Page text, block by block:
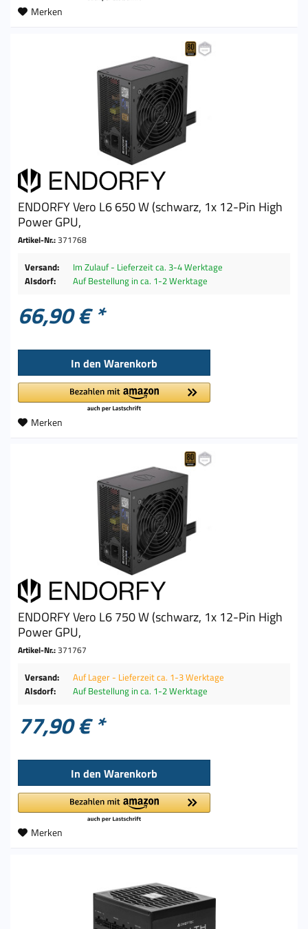
Merken
ENDORFY Vero L6 650 W (schwarz, 1x 12-Pin High
Power GPU,
Artikel-Nr.:371768
Versand:
Im Zulauf - Lieferzeit ca. 3-4 Werktage
Alsdorf:
Auf Bestellung in ca. 1-2 Werktage
66,90 € *
In den Warenkorb
Merken
ENDORFY Vero L6 750 W (schwarz, 1x 12-Pin High
Power GPU,
Artikel-Nr.:371767
Versand:
Auf Lager - Lieferzeit ca. 1-3 Werktage
Alsdorf:
Auf Bestellung in ca. 1-2 Werktage
77,90 € *
In den Warenkorb
Merken